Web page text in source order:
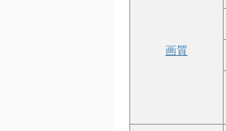
画質